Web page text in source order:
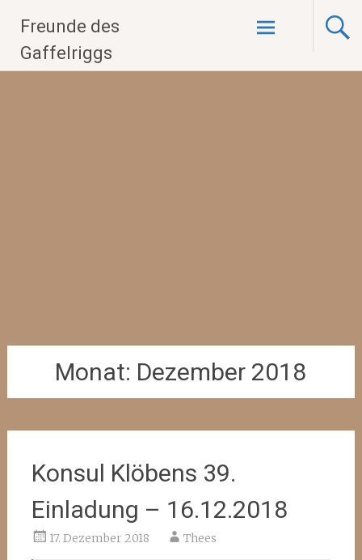
Inhalt
springen
Freunde des
Gaffelriggs
Monat: Dezember 2018
Konsul Klöbens 39.
Einladung – 16.12.2018
17. Dezember 2018 Thees